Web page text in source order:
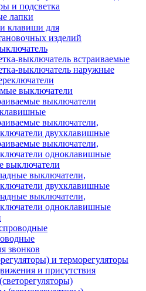
и подсветка
лапки
клавиши для
изделий
выключатель встраиваемые
выключатель наружные
выключатели
выключатели
выключатели,
двухклавишные
выключатели,
одноклавишные
выключатели
выключатели,
двухклавишные
выключатели,
одноклавишные
звонков
и терморегуляторы
и присутствия